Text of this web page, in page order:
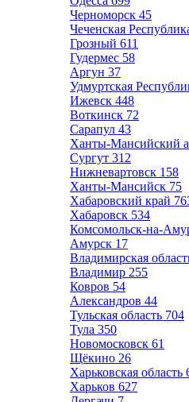
Черноморск 45
Чеченская
Грозный 611
Гудермес 58
Аргун 37
Удмуртская
Ижевск 448
Воткинск 72
Сарапул 43
Ханты-Мансийский
Сургут 312
Нижневартовск 158
Ханты-Мансийск 75
Хабаровский край
Хабаровск 534
Комсомольск-на-
Амурск 17
Владимирская
Владимир 255
Ковров 54
Александров 44
Тульская область 704
Тула 350
Новомосковск 61
Щёкино 26
Харьковская область
Харьков 627